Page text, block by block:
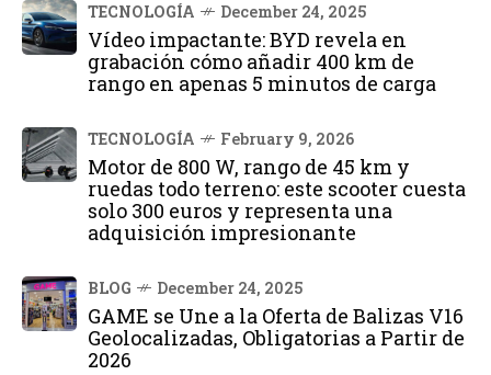
TECNOLOGÍA December 24, 2025
Vídeo impactante: BYD revela en
grabación cómo añadir 400 km de
rango en apenas 5 minutos de carga
TECNOLOGÍA February 9, 2026
Motor de 800 W, rango de 45 km y
ruedas todo terreno: este scooter cuesta
solo 300 euros y representa una
adquisición impresionante
BLOG December 24, 2025
GAME se Une a la Oferta de Balizas V16
Geolocalizadas, Obligatorias a Partir de
2026